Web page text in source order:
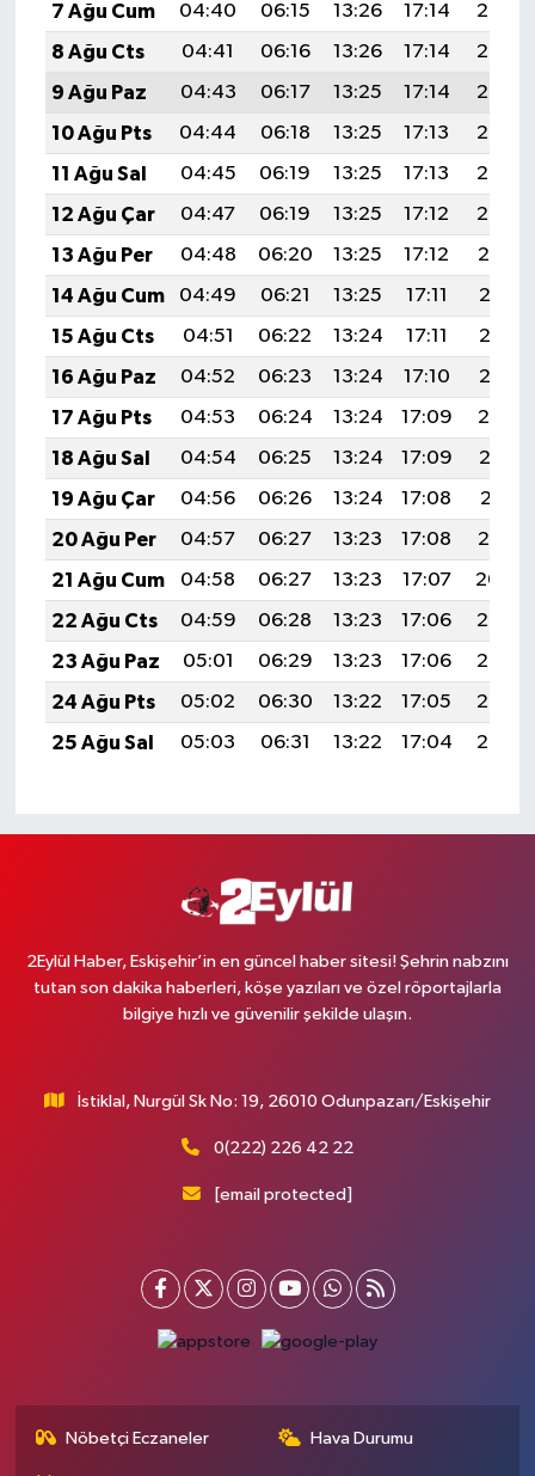
7 Ağu Cum
04:40 06:15 13:26 17:14
20:26
8 Ağu Cts
04:41 06:16 13:26 17:14
20:25
9 Ağu Paz
04:43 06:17 13:25 17:14
20:24
10 Ağu Pts
04:44 06:18 13:25 17:13
20:23
11 Ağu Sal
04:45 06:19 13:25 17:13
20:22
12 Ağu Çar
04:47 06:19 13:25 17:12
20:20
13 Ağu Per
04:48 06:20 13:25 17:12
20:19
14 Ağu Cum
04:49 06:21 13:25 17:11
20:18
15 Ağu Cts
04:51 06:22 13:24 17:11
20:17
16 Ağu Paz
04:52 06:23 13:24 17:10
20:15
17 Ağu Pts
04:53 06:24 13:24 17:09
20:14
18 Ağu Sal
04:54 06:25 13:24 17:09
20:13
19 Ağu Çar
04:56 06:26 13:24 17:08
20:11
20 Ağu Per
04:57 06:27 13:23 17:08
20:10
21 Ağu Cum
04:58 06:27 13:23 17:07
20:09
22 Ağu Cts
04:59 06:28 13:23 17:06
20:07
23 Ağu Paz
05:01 06:29 13:23 17:06
20:06
24 Ağu Pts
05:02 06:30 13:22 17:05
20:05
25 Ağu Sal
05:03 06:31 13:22 17:04 20:03
2Eylül Haber, Eskişehir’in en güncel haber sitesi! Şehrin nabzını
tutan son dakika haberleri, köşe yazıları ve özel röportajlarla
bilgiye hızlı ve güvenilir şekilde ulaşın.
İstiklal, Nurgül Sk No: 19, 26010 Odunpazarı/Eskişehir
0(222) 226 42 22
[email protected]
Nöbetçi Eczaneler Hava Durumu